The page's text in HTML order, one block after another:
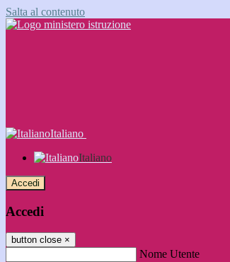
Salta al contenuto
Italiano
Italiano
Accedi
Accedi
button close ×
Nome Utente